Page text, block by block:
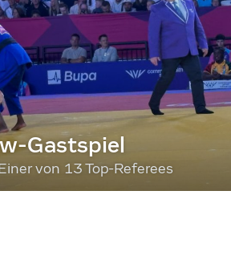
Gastspiel
von 13 Top-Referees